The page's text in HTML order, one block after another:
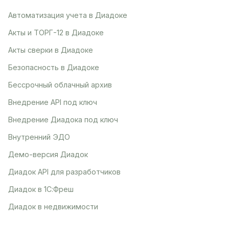
Автоматизация учета в Диадоке
Акты и ТОРГ-12 в Диадоке
Акты сверки в Диадоке
Безопасность в Диадоке
Бессрочный облачный архив
Внедрение API под ключ
Внедрение Диадока под ключ
Внутренний ЭДО
Демо-версия Диадок
Диадок API для разработчиков
Диадок в 1С:Фреш
Диадок в недвижимости